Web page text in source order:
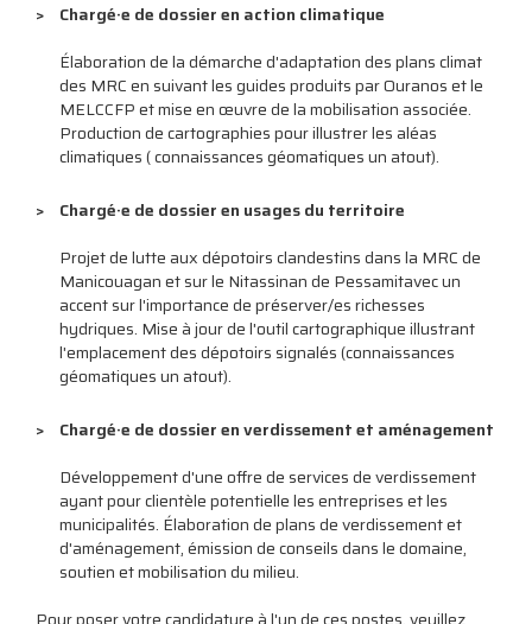
Chargé·e de dossier en action climatique
Élaboration de la démarche d'adaptation des plans climat
des MRC en suivant les guides produits par Ouranos et le
MELCCFP et mise en œuvre de la mobilisation associée.
Production de cartographies pour illustrer les aléas
climatiques ( connaissances géomatiques un atout).
Chargé·e de dossier en usages du territoire
Projet de lutte aux dépotoirs clandestins dans la MRC de
Manicouagan et sur le Nitassinan de Pessamitavec un
accent sur l'importance de préserver/es richesses
hydriques. Mise à jour de l'outil cartographique illustrant
l'emplacement des dépotoirs signalés (connaissances
géomatiques un atout).
Chargé·e de dossier en verdissement et aménagement
Développement d'une offre de services de verdissement
ayant pour clientèle potentielle les entreprises et les
municipalités. Élaboration de plans de verdissement et
d'aménagement, émission de conseils dans le domaine,
soutien et mobilisation du milieu.